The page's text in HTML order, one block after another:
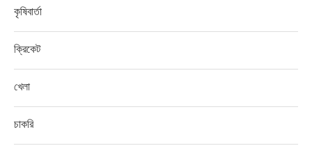
কৃষিবার্তা
ক্রিকেট
খেলা
চাকরি